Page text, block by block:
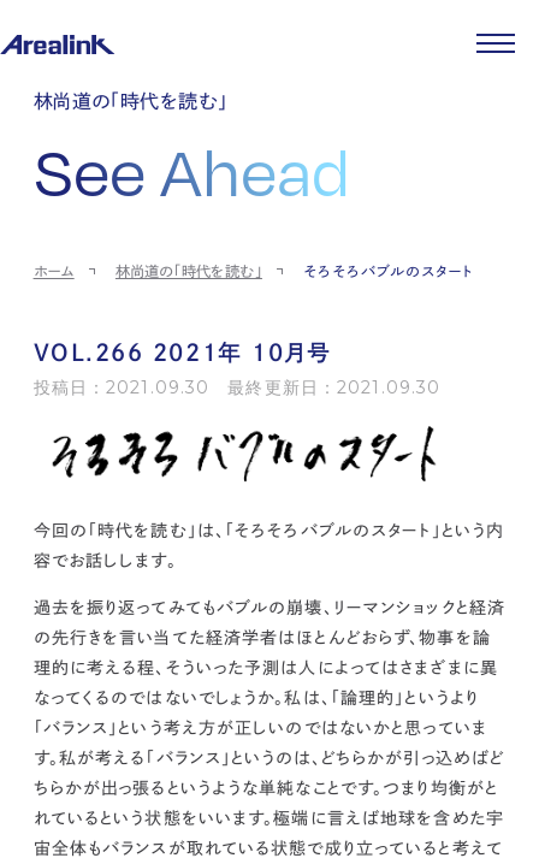
企業情報
企業理念
会社概要
コーポレートガバナンス
ストレージ事業
パートナー制度
土地権利整備事業
IR情報
IRカレンダー
IRポリシー
ストレージ室数実績
個人投資家の皆様へ
よくある質問・用語集
免責事項
ニュース
商品情報
先輩社員インタビュー
中途採用
asul
サイト
シー
情報セキュリティ・DX方針及び戦略サイトマップ
©2025 AREALINK.
林尚道の「時代を読む」
See Ahead
ホーム 林尚道の「時代を読む」 そろそろバブルのスタート
VOL.266 2021年 10月号
投稿日：2021.09.30 最終更新日：2021.09.30
今回の「時代を読む」は、「そろそろバブルのスタート」という内
容でお話しします。
過去を振り返ってみてもバブルの崩壊、リーマンショックと経済
の先行きを言い当てた経済学者はほとんどおらず、物事を論
理的に考える程、そういった予測は人によってはさまざまに異
なってくるのではないでしょうか。私は、「論理的」というより
「バランス」という考え方が正しいのではないかと思っていま
す。私が考える「バランス」というのは、どちらかが引っ込めばど
ちらかが出っ張るというような単純なことです。 つまり均衡がと
れているという状態をいいます。極端に言えば地球を含めた宇
宙全体もバランスが取れている状態で成り立っていると考えて